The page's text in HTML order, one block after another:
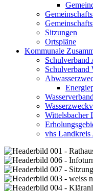
Sitzungen
Ortspläne
Kommunale
Schulverband
Schulverband
Wittelsbacher
vhs Landkreis